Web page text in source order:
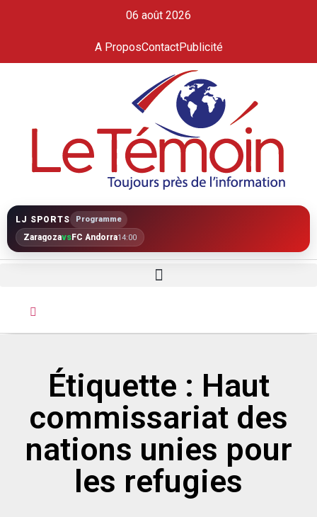
06 août 2026
A ProposContactPublicité
LJ SPORTS Programme
ZaragozavsFC Andorra14:00
Étiquette : Haut
commissariat des
nations unies pour
les refugies